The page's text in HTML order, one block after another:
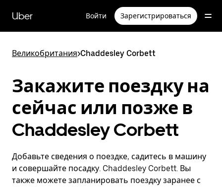
перейти
к
содержимому
Uber Войти Зарегистрироваться
Великобритания>Chaddesley Corbett
Закажите поездку на
сейчас или позже в
Chaddesley Corbett
Добавьте сведения о поездке, садитесь в машину
и совершайте посадку. Chaddesley Corbett. Вы
также можете запланировать поездку заранее с